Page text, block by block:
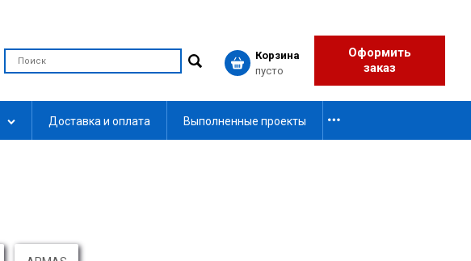
Корзина
пусто
Оформить
заказ
Доставка и оплата Выполненные проекты